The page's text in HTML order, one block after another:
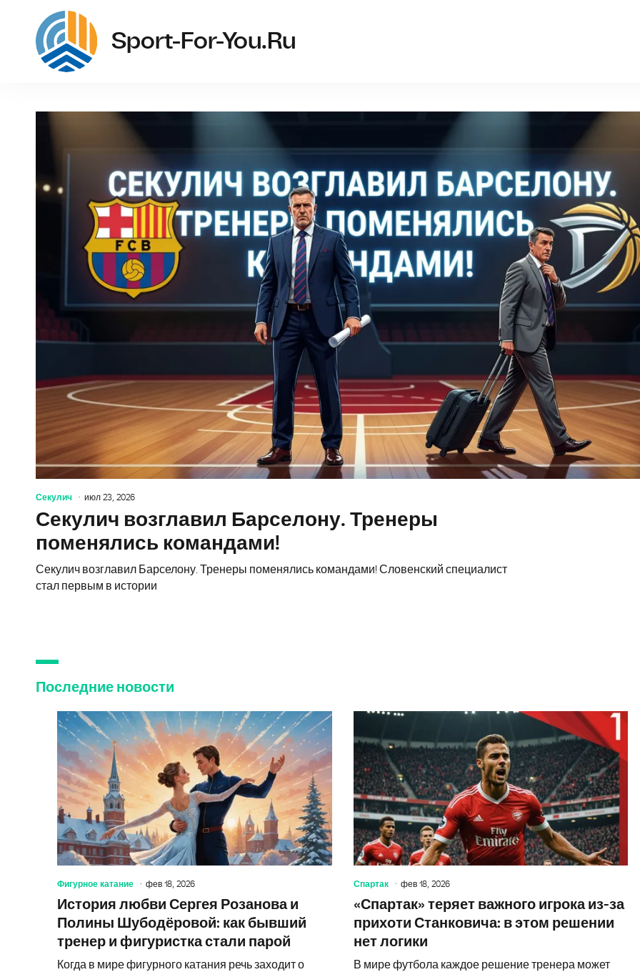
Sport-For-You.ru
Секулич июл 23, 2026
Секулич возглавил Барселону. Тренеры
поменялись командами!
Секулич возглавил Барселону. Тренеры поменялись командами! Словенский специалист
стал первым в истории
Последние новости
Фигурное катание фев 18, 2026
История любви Сергея Розанова и
Полины Шубодёровой: как бывший
тренер и фигуристка стали парой
Когда в мире фигурного катания речь заходит о
Спартак фев 18, 2026
«Спартак» теряет важного игрока из-за
прихоти Станковича: в этом решении
нет логики
В мире футбола каждое решение тренера может